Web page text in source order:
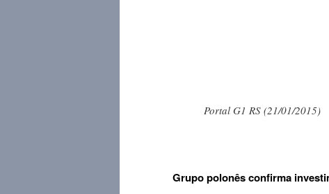
Portal G1 RS (21/01/2015)
Grupo polonês confirma